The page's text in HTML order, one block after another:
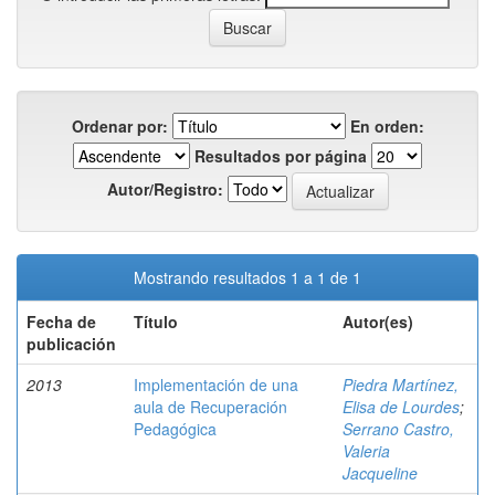
Ordenar por:
En orden:
Resultados por página
Autor/Registro:
Mostrando resultados 1 a 1 de 1
Fecha de
publicación
Título Autor(es)
2013
Implementación de una
aula de Recuperación
Pedagógica
Piedra Martínez,
Elisa de Lourdes;
Serrano Castro,
Valeria
Jacqueline